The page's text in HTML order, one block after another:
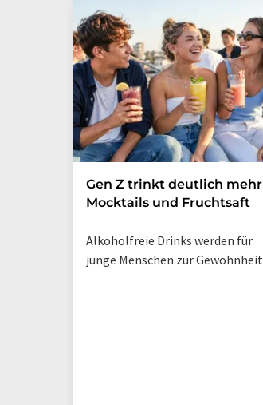
Gen Z trinkt deutlich mehr
Mocktails und Fruchtsaft
Alkoholfreie Drinks werden für
junge Menschen zur Gewohnheit